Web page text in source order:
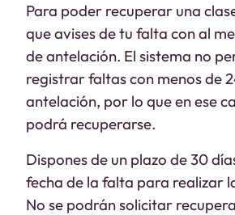
Para poder recuperar una
que avises de tu falta con al
de antelación. El sistema no
registrar faltas con menos de
antelación, por lo que en ese
podrá recuperarse.
Dispones de un plazo de 30
fecha de la falta para realizar
No se podrán solicitar